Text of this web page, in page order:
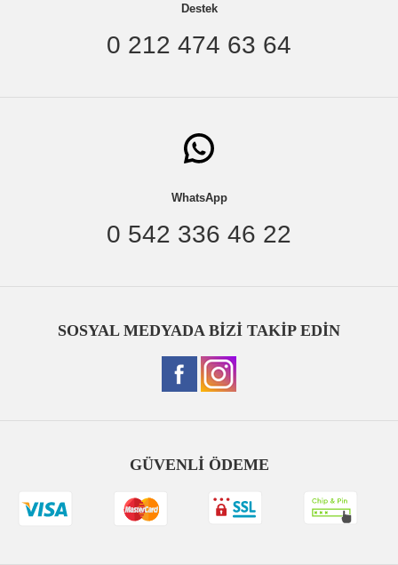
Destek
0 212 474 63 64
WhatsApp
0 542 336 46 22
SOSYAL MEDYADA BİZİ TAKİP EDİN
GÜVENLİ ÖDEME